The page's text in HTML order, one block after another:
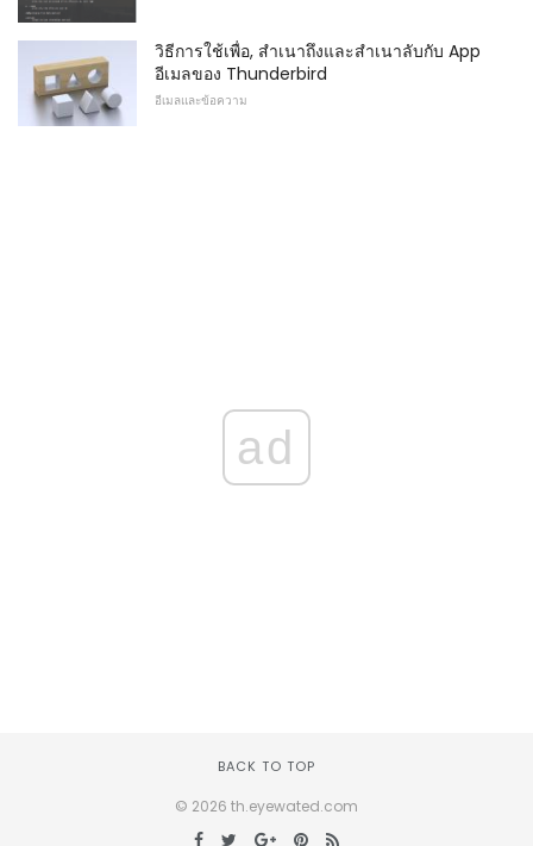
วิธีการใช้เพื่อ, สำเนาถึงและสำเนาลับกับ App
อีเมลของ Thunderbird
อีเมลและข้อความ
ad
BACK TO TOP
© 2026 th.eyewated.com